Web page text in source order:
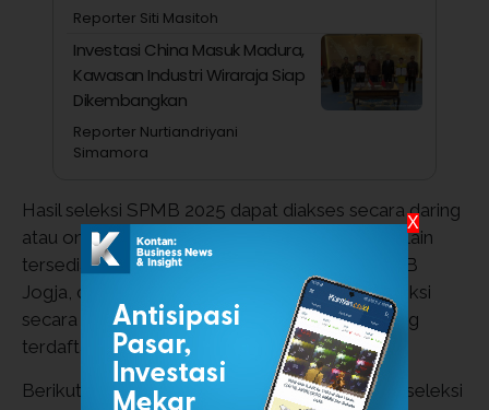
Reporter Siti Masitoh
Investasi China Masuk Madura,
Kawasan Industri Wiraraja Siap
Dikembangkan
Reporter Nurtiandriyani
Simamora
Hasil seleksi SPMB 2025 dapat diakses secara daring
atau online melalui situs resmi SPMB Jogja. Selain
tersedia secara daring melalui situs resmi SPMB
Jogja, calon murid juga dapat melihat hasil seleksi
secara langsung di masing-masing sekolah yang
terdaftar.
Berikut ini adalah link resmi pengumuman hasil seleksi
X